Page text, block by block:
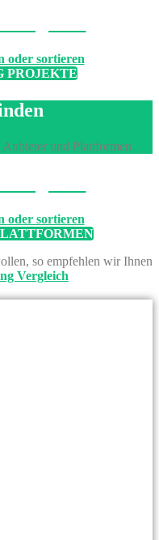
oder sortieren
PROJEKTE
und Plattformen
oder sortieren
so empfehlen wir Ihnen
Vergleich